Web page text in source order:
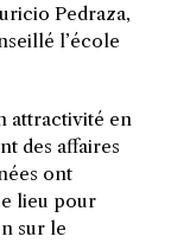
Pedraza,
l’école
attractivité en
des affaires
ont
lieu pour
sur le